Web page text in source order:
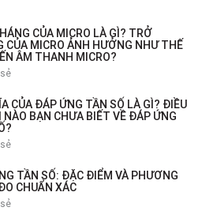
CỦA MICRO LÀ GÌ? TRỞ
CỦA MICRO ẢNH HƯỞNG NHƯ THẾ
ÂM THANH MICRO?
CỦA ĐÁP ỨNG TẦN SỐ LÀ GÌ? ĐIỀU
NÀO BẠN CHƯA BIẾT VỀ ĐÁP ỨNG
TẦN SỐ: ĐẶC ĐIỂM VÀ PHƯƠNG
CHUẨN XÁC